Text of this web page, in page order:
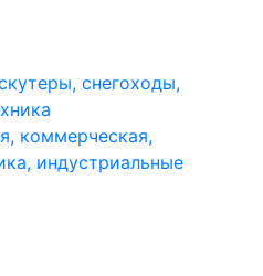
снегоходы,
коммерческая,
индустриальные